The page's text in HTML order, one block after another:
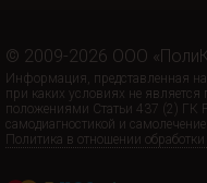
© 2009-2026 ООО
Информация, представленная
при каких условиях не
положениями Статьи 437 (2) ГК
самодиагностикой и
Политика в отношении